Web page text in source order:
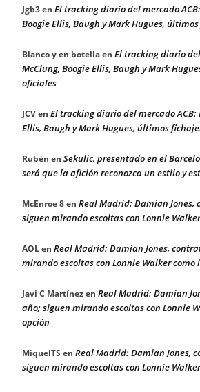
Jgb3en El tracking diario del mercado
Boogie Ellis, Baugh y Mark Hugues,
Blanco y en botellaen El tracking diario
McClung, Boogie Ellis, Baugh y Mark
oficiales
JCVen El tracking diario del mercado ACB:
Ellis, Baugh y Mark Hugues, últimos
Rubén en Sekulic, presentado en el
será que la afición reconozca un estilo y
McEnroe 8en Real Madrid: Damian Jones,
siguen mirando escoltas con Lonnie
AOLen Real Madrid: Damian Jones,
mirando escoltas con Lonnie Walker como
Javi C Martínezen Real Madrid: Damian
año; siguen mirando escoltas con Lonnie
opción
MiquelTS en Real Madrid: Damian Jones,
siguen mirando escoltas con Lonnie